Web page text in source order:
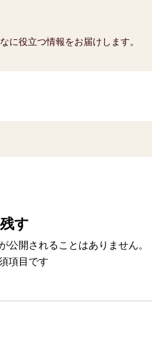
に役立つ情報をお届けします。
す
公開されることはありません。
項目です